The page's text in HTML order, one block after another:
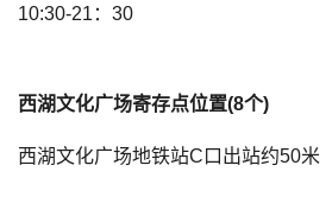
10:30-21：30
西湖文化广场寄存点位置(8个)
西湖文化广场地铁站C口出站约50米